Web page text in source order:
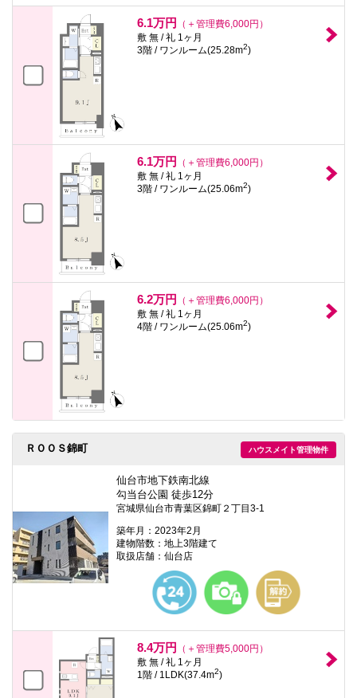
6.1万円
（＋管理費6,000円）
敷 無 / 礼 1ヶ月
3階 / ワンルーム(25.28m2)
6.1万円
（＋管理費6,000円）
敷 無 / 礼 1ヶ月
3階 / ワンルーム(25.06m2)
6.2万円
（＋管理費6,000円）
敷 無 / 礼 1ヶ月
4階 / ワンルーム(25.06m2)
ハウスメイト管理物件
ＲＯＯＳ錦町
仙台市地下鉄南北線
勾当台公園 徒歩12分
宮城県仙台市青葉区錦町２丁目3-1
築年月：2023年2月
建物階数：地上3階建て
取扱店舗：仙台店
8.4万円
（＋管理費5,000円）
敷 無 / 礼 1ヶ月
1階 / 1LDK(37.4m2)